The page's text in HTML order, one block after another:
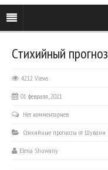
Стихийный
4212 Views
01 февраля, 2021
Нет комментариев
Стихийные прогнозы от Шувани
Elena Shuwany